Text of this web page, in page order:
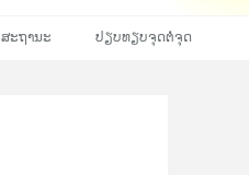
ສະຖານະ ປຽບທຽບຈຸດຕໍ່ຈຸດ